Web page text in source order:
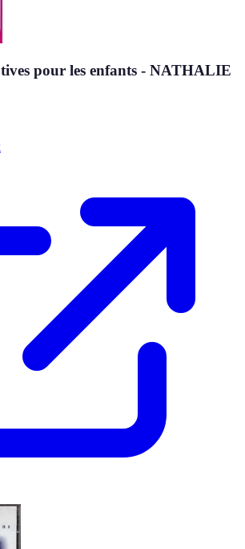
pour les enfants - NATHALIE